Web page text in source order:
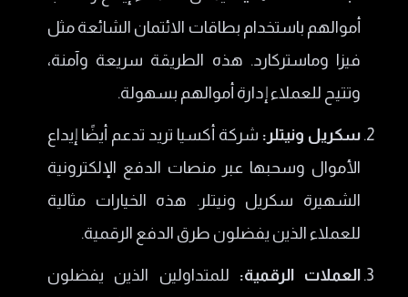
أموالهم باستخدام بطاقات الائتمان الشائعة مثل
فيزا وماستركارد. هذه الطريقة سريعة وآمنة،
وتتيح للعملاء إدارة أموالهم بسهولة.
سكريل ونيتلر: شركة أكسيا تريد تدعم أيضًا إيداع
الأموال وسحبها عبر منصات الدفع الإلكترونية
الشهيرة سكريل ونيتلر. هذه الخيارات مثالية
للعملاء الذين يفضلون طرق الدفع الرقمية.
العملات الرقمية: للمتداولين الذين يفضلون